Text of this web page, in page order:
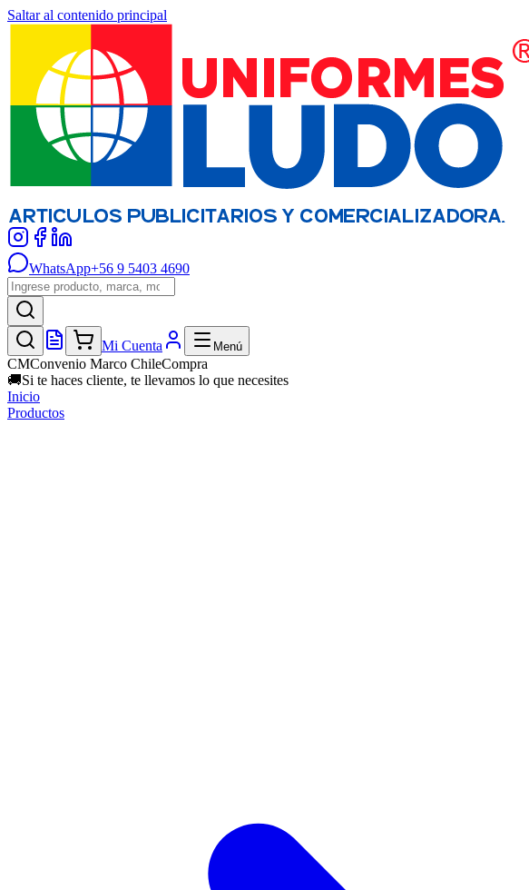
Saltar al contenido principal
WhatsApp+56 9 5403 4690
Mi Cuenta Menú
CMConvenio Marco ChileCompra
🚚Si te haces cliente, te llevamos lo que necesites
Inicio
Productos